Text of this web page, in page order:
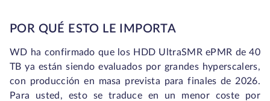
POR QUÉ ESTO LE IMPORTA
WD ha confirmado que los HDD UltraSMR ePMR de 40
TB ya están siendo evaluados por grandes hyperscalers,
con producción en masa prevista para finales de 2026.
Para usted, esto se traduce en un menor coste por